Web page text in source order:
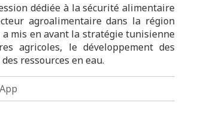
dédiée à la sécurité alimentaire
agroalimentaire dans la région
mis en avant la stratégie tunisienne
agricoles, le développement des
ressources en eau.